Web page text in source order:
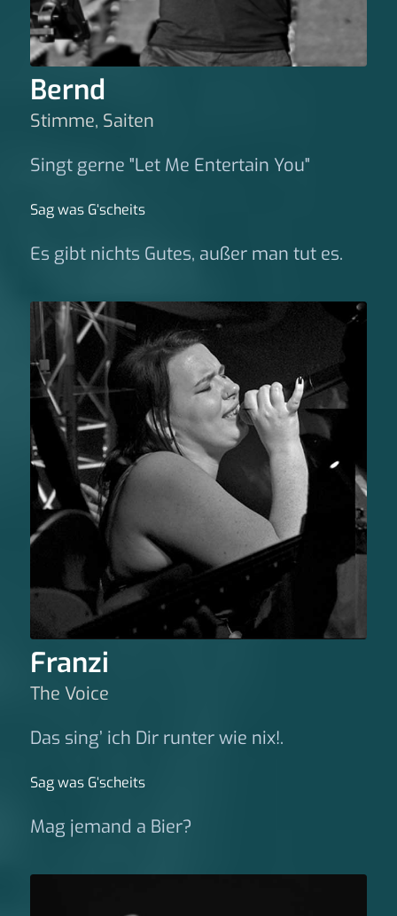
Bernd
Stimme, Saiten
Singt gerne "Let Me Entertain You"
Sag was G‘scheits
Es gibt nichts Gutes, außer man tut es.
Franzi
The Voice
Das sing’ ich Dir runter wie nix!.
Sag was G‘scheits
Mag jemand a Bier?